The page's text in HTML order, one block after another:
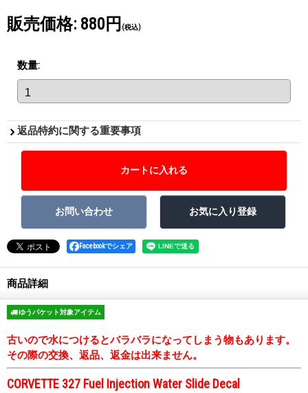
販売価格: 880円 (税込)
数量:
返品特約に関する重要事項
Facebookでシェア
商品詳細
ゆうパケット対象アイテム
古いので水につけるとバラバラになってしまう物もあります。
その際の交換、返品、返金は出来ません。
CORVETTE 327 Fuel Injection Water Slide Decal